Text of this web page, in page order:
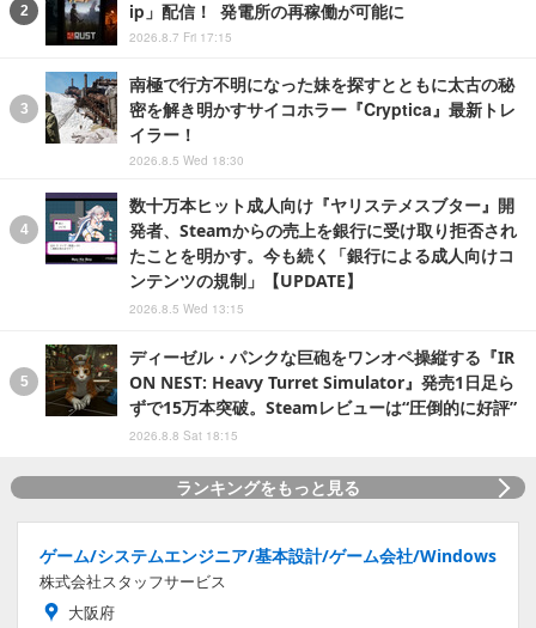
ip」配信！ 発電所の再稼働が可能に
2026.8.7 Fri 17:15
南極で行方不明になった妹を探すとともに太古の秘
密を解き明かすサイコホラー『Cryptica』最新トレ
イラー！
2026.8.5 Wed 18:30
数十万本ヒット成人向け『ヤリステメスブター』開
発者、Steamからの売上を銀行に受け取り拒否され
たことを明かす。今も続く「銀行による成人向けコ
ンテンツの規制」【UPDATE】
2026.8.5 Wed 13:15
ディーゼル・パンクな巨砲をワンオペ操縦する『IR
ON NEST: Heavy Turret Simulator』発売1日足ら
ずで15万本突破。Steamレビューは“圧倒的に好評”
2026.8.8 Sat 18:15
ランキングをもっと見る
ゲーム/システムエンジニア/基本設計/ゲーム会社/Windows
株式会社スタッフサービス
大阪府